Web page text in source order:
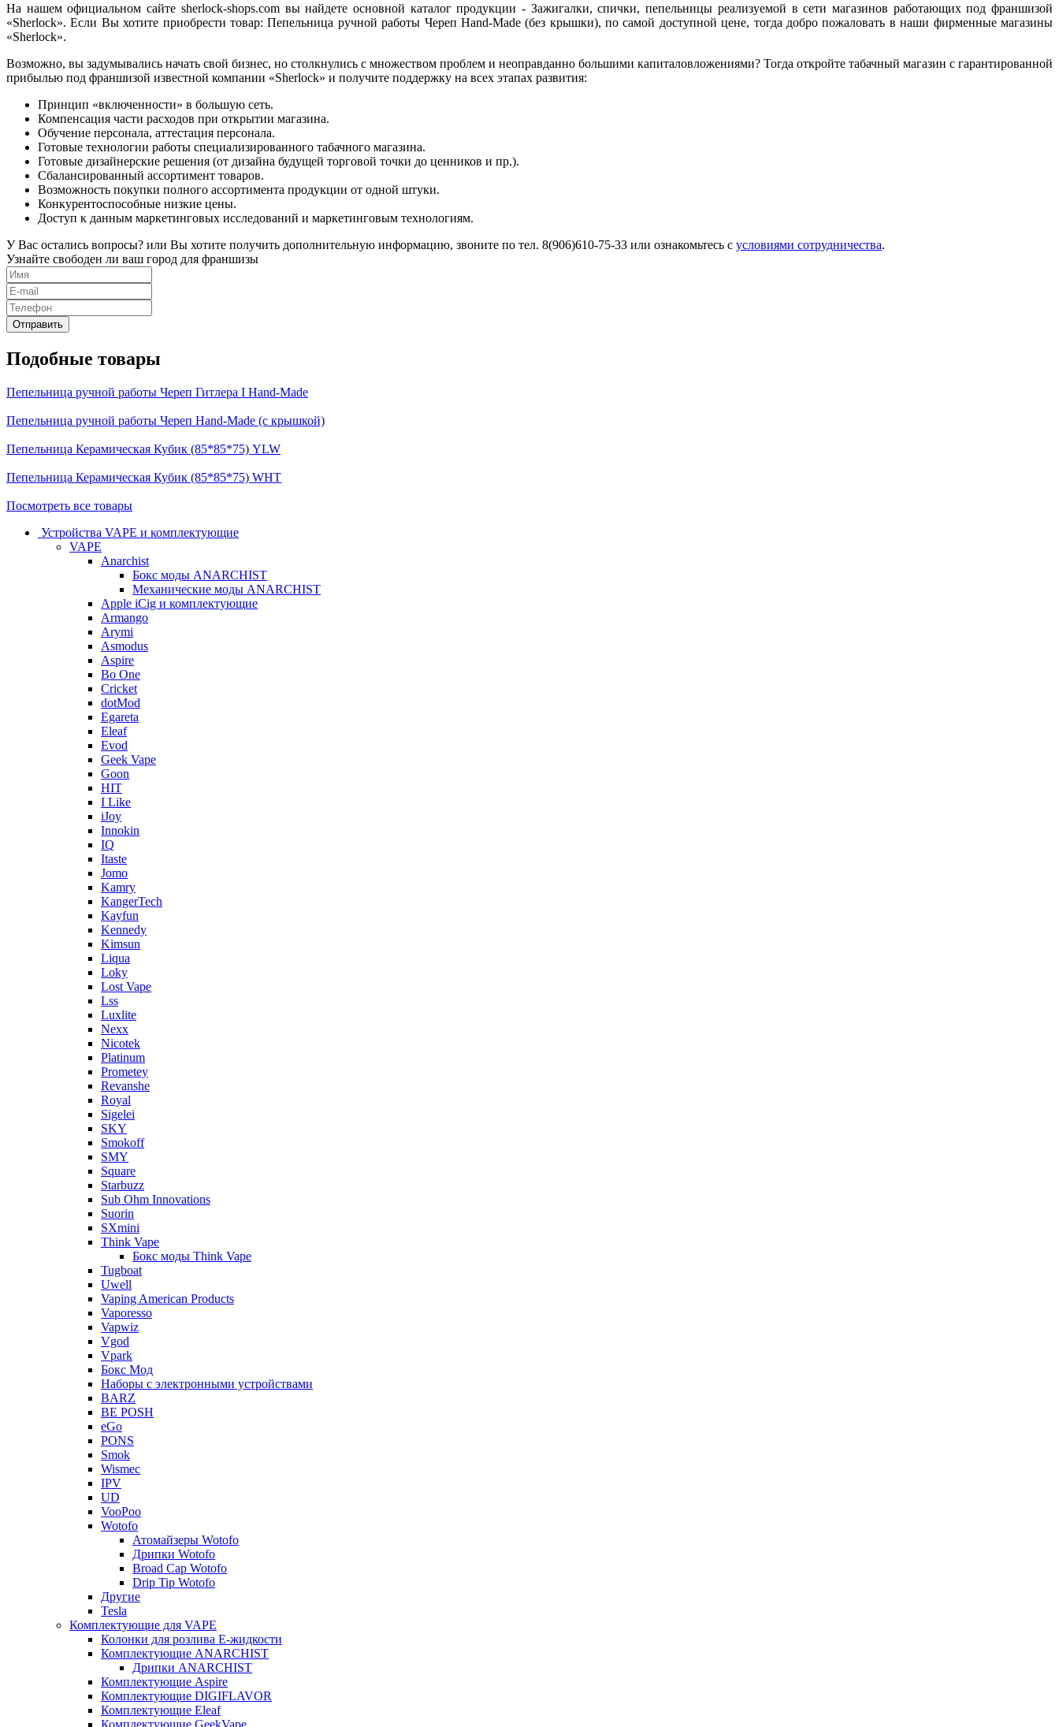
На нашем официальном сайте sherlock-shops.com вы найдете основной каталог продукции - Зажигалки, спички, пепельницы реализуемой в сети магазинов работающих под франшизой
«Sherlock». Если Вы хотите приобрести товар: Пепельница ручной работы Череп Hand-Made (без крышки), по самой доступной цене, тогда добро пожаловать в наши фирменные магазины
«Sherlock».
Возможно, вы задумывались начать свой бизнес, но столкнулись с множеством проблем и неоправданно большими капиталовложениями? Тогда откройте табачный магазин с гарантированной
прибылью под франшизой известной компании «Sherlock» и получите поддержку на всех этапах развития:
Принцип «включенности» в большую сеть.
Компенсация части расходов при открытии магазина.
Обучение персонала, аттестация персонала.
Готовые технологии работы специализированного табачного магазина.
Готовые дизайнерские решения (от дизайна будущей торговой точки до ценников и пр.).
Сбалансированный ассортимент товаров.
Возможность покупки полного ассортимента продукции от одной штуки.
Конкурентоспособные низкие цены.
Доступ к данным маркетинговых исследований и маркетинговым технологиям.
У Вас остались вопросы? или Вы хотите получить дополнительную информацию, звоните по тел. 8(906)610-75-33 или ознакомьтесь с условиями сотрудничества.
Узнайте свободен ли ваш город для франшизы
Подобные товары
Пепельница ручной работы Череп Гитлера I Hand-Made
Пепельница ручной работы Череп Hand-Made (с крышкой)
Пепельница Керамическая Кубик (85*85*75) YLW
Пепельница Керамическая Кубик (85*85*75) WHT
Посмотреть все товары
Устройства VAPE и комплектующие
VAPE
Anarchist
Бокс моды ANARCHIST
Механические моды ANARCHIST
Apple iCig и комплектующие
Armango
Arymi
Asmodus
Aspire
Bo One
Cricket
dotMod
Egareta
Eleaf
Evod
Geek Vape
Goon
HIT
I Like
iJoy
Innokin
IQ
Itaste
Jomo
Kamry
KangerTech
Kayfun
Kennedy
Kimsun
Liqua
Loky
Lost Vape
Lss
Luxlite
Nexx
Nicotek
Platinum
Prometey
Revanshe
Royal
Sigelei
SKY
Smokoff
SMY
Square
Starbuzz
Sub Ohm Innovations
Suorin
SXmini
Think Vape
Бокс моды Think Vape
Tugboat
Uwell
Vaping American Products
Vaporesso
Vapwiz
Vgod
Vpark
Бокс Мод
Наборы с электронными устройствами
BARZ
BE POSH
eGo
PONS
Smok
Wismec
IPV
UD
VooPoo
Wotofo
Атомайзеры Wotofo
Дрипки Wotofo
Broad Cap Wotofo
Drip Tip Wotofo
Другие
Tesla
Комплектующие для VAPE
Колонки для розлива Е-жидкости
Комплектующие ANARCHIST
Дрипки ANARCHIST
Комплектующие Aspire
Комплектующие DIGIFLAVOR
Комплектующие Eleaf
Комплектующие GeekVape